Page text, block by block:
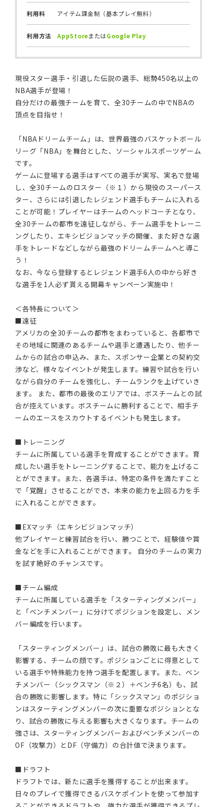
利用料 アイテム課金制（基本プレイ無料）
利用方法 AppStoreまたはGoogle Play
現役スター選手・引退した伝説の選手、総勢450名以上の
NBA選手が登場！
自分だけの最強チームを育て、全30チームの中でNBAの
頂点を目指せ！
「NBAドリームチーム」は、世界最強のバスケットボール
リーグ「NBA」を舞台とした、ソーシャルスポーツゲーム
です。
ゲームに登場する選手はすべての選手が実写、実名で登場
し、全30チームのロスター（※１）から現役のスーパース
ター、さらには引退したレジェンド選手もチームに入れる
ことが可能！プレイヤーはチームのヘッドコーチとなり、
全30チームの都市を遠征しながら、チーム選手をトレーニ
ングしたり、エキシビジョンマッチの開催、また好きな選
手をトレードなどしながら最強のドリームチームへと導こ
う！
なお、今なら登録するとレジェンド選手6人の中から好き
な選手を1人必ず貰える開幕キャンペーン実施中！
＜各特長について＞
■遠征
アメリカの全30チームの都市をまわっていると、各都市で
その地域に関連のあるチームや選手と遭遇したり、他チー
ムからの試合の申込み、また、スポンサー企業との契約交
渉など、様々なイベントが発生します。練習や試合を行い
ながら自分のチームを強化し、チームランクを上げていき
ます。 また、都市の最後のエリアでは、ボスチームとの試
合が控えています。ボスチームに勝利することで、相手チ
ームのエースをスカウトするイベントも発生します。
■トレーニング
チームに所属している選手を育成することができます。育
成したい選手をトレーニングすることで、能力を上げるこ
とができます。また、各選手は、特定の条件を満たすこと
で「覚醒」させることができ、本来の能力を上回る力を手
に入れることができます。
■EXマッチ（エキシビジョンマッチ）
他プレイヤーと練習試合を行い、勝つことで、経験値や賞
金などを手に入れることができます。 自分のチームの実力
を試す絶好のチャンスです。
■チーム編成
チームに所属している選手を「スターティングメンバー」
と「ベンチメンバー」に分けてポジションを設定し、メン
バー編成を行います。
「スターティングメンバー」は、試合の勝敗に最も大きく
影響する、チームの顔です。ポジションごとに得意として
いる選手や特殊能力を持つ選手を配置します。また、ベン
チメンバー（シックスマン（※２）＋ベンチ6名）も、試
合の勝敗に影響します。特に「シックスマン」のポジショ
ンはスターティングメンバーの次に重要なポジションとな
り、試合の勝敗に与える影響も大きくなります。チームの
強さは、スターティングメンバーおよびベンチメンバーの
OF（攻撃力）とDF（守備力）の合計値で決まります。
■ドラフト
ドラフトでは、新たに選手を獲得することが出来ます。
日々のプレイで獲得できるバスケポイントを使って参加す